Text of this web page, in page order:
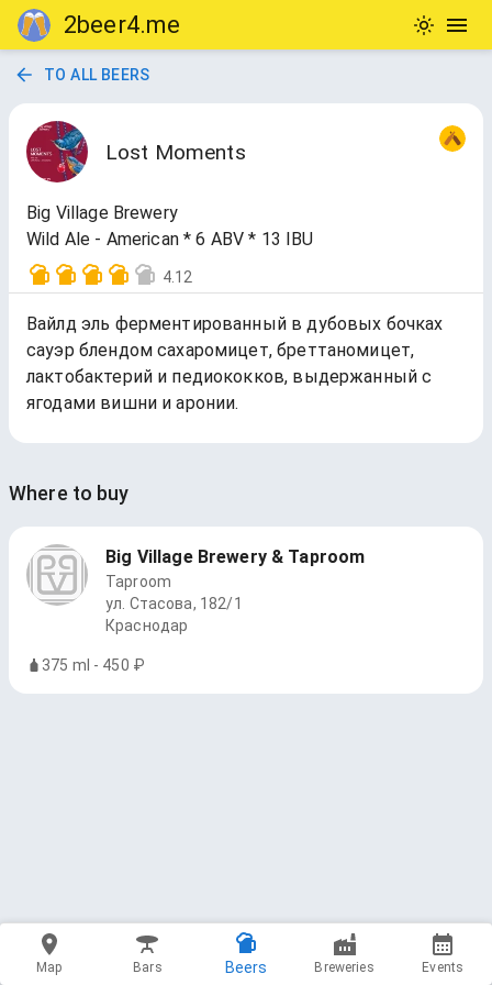
2beer4.me
TO ALL BEERS
Lost Moments
Big Village Brewery
Wild Ale - American * 6 ABV * 13 IBU
4.12
Вайлд эль ферментированный в дубовых бочках
сауэр блендом сахаромицет, бреттаномицет,
лактобактерий и педиококков, выдержанный с
ягодами вишни и аронии.
Where to buy
Big Village Brewery & Taproom
Taproom
ул. Стасова, 182/1
Краснодар
375 ml - 450 ₽
Map Bars Beers Breweries Events